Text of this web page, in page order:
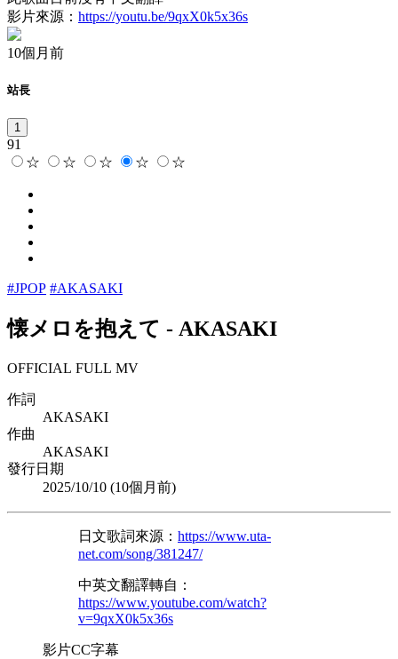
影片來源： https://youtu.be/9qxX0k5x36s
10個月前
站長
1
91
☆
☆ ☆ ☆ ☆
#JPOP #AKASAKI
懐メロを抱えて - AKASAKI
OFFICIAL FULL MV
作詞
AKASAKI
作曲
AKASAKI
發行日期
2025/10/10 (10個月前)
日文歌詞來源： https://www.uta-
net.com/song/381247/
中英文翻譯轉自：
https://www.youtube.com/watch?
v=9qxX0k5x36s
影片CC字幕